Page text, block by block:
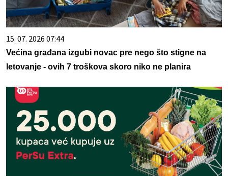
15. 07. 2026 07:44
Većina građana izgubi novac pre nego što stigne na
letovanje - ovih 7 troškova skoro niko ne planira